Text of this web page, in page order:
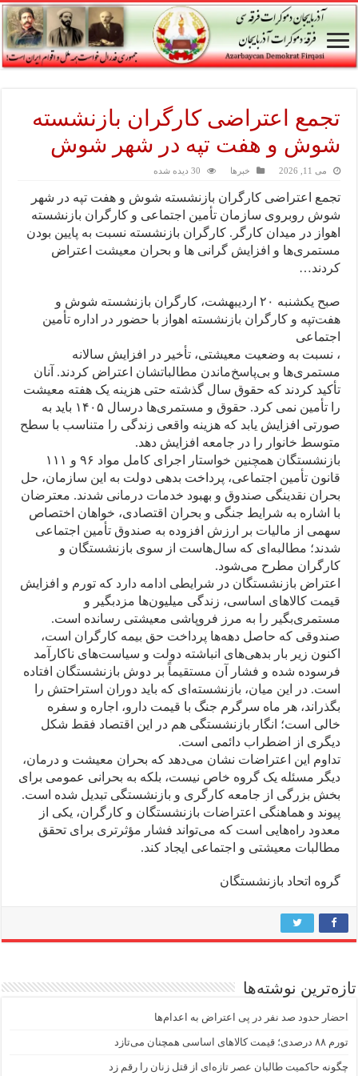
تجمع اعتراضی کارگران بازنشسته
شوش و هفت تپه در شهر شوش
می 11, 2026 خبرها 30 دیده شده
تجمع اعتراضی کارگران بازنشسته شوش و هفت تپه در شهر
شوش روبروی سازمان تأمین اجتماعی و کارگران بازنشسته
اهواز در میدان کارگر. کارگران بازنشسته نسبت به پایین بودن
مستمری‌ها و افزایش گرانی ها و بحران معیشت اعتراض
کردند…
صبح یکشنبه ۲۰ اردیبهشت، کارگران بازنشسته شوش و
هفت‌تپه و کارگران بازنشسته اهواز با حضور در اداره تأمین
اجتماعی
، نسبت به وضعیت معیشتی، تأخیر در افزایش سالانه
مستمری‌ها و بی‌پاسخ‌ماندن مطالباتشان اعتراض کردند. آنان
تأکید کردند که حقوق سال گذشته حتی هزینه یک هفته معیشت
را تأمین نمی‌ کرد. حقوق و مستمری‌ها درسال ۱۴۰۵ باید به
صورتی افزایش یابد که هزینه واقعی زندگی را متناسب با سطح
متوسط خانوار را در جامعه افزایش دهد.
بازنشستگان همچنین خواستار اجرای کامل مواد ۹۶ و ۱۱۱
قانون تأمین اجتماعی، پرداخت بدهی دولت به این سازمان، حل
بحران نقدینگی صندوق و بهبود خدمات درمانی شدند. معترضان
با اشاره به شرایط جنگی و بحران اقتصادی، خواهان اختصاص
سهمی از مالیات بر ارزش افزوده به صندوق تأمین اجتماعی
شدند؛ مطالبه‌ای که سال‌هاست از سوی بازنشستگان و
کارگران مطرح می‌شود.
اعتراض بازنشستگان در شرایطی ادامه دارد که تورم و افزایش
قیمت کالاهای اساسی، زندگی میلیون‌ها مزدبگیر و
مستمری‌بگیر را به مرز فروپاشی معیشتی رسانده است.
صندوقی که حاصل دهه‌ها پرداخت حق بیمه کارگران است،
اکنون زیر بار بدهی‌های انباشته دولت و سیاست‌های ناکارآمد
فرسوده شده و فشار آن مستقیماً بر دوش بازنشستگان افتاده
است. در این میان، بازنشسته‌ای که باید دوران استراحتش را
بگذراند، هر ماه سرگرم جنگ با قیمت دارو، اجاره و سفره
خالی است؛ انگار بازنشستگی هم در این اقتصاد فقط شکل
دیگری از اضطراب دائمی است.
تداوم این اعتراضات نشان می‌دهد که بحران معیشت و درمان،
دیگر مسئله یک گروه خاص نیست، بلکه به بحرانی عمومی برای
بخش بزرگی از جامعه کارگری و بازنشستگی تبدیل شده است.
پیوند و هماهنگی اعتراضات بازنشستگان و کارگران، یکی از
معدود راه‌هایی است که می‌تواند فشار مؤثرتری برای تحقق
مطالبات معیشتی و اجتماعی ایجاد کند.
گروه اتحاد بازنشستگان
تازه‌ترین نوشته‌ها
احضار حدود صد نفر در پی اعتراض به اعدام‌ها
تورم ۸۸ درصدی؛ قیمت کالاهای اساسی همچنان می‌تازد
چگونه حاکمیت طالبان عصر تازه‌ای از قتل زنان را رقم زد